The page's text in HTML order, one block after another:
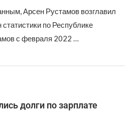
Арсен Рустамов возглавил
по Республике
с февраля 2022 …
долги по зарплате